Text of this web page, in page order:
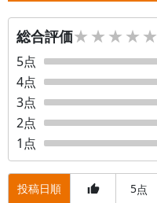
総合評価★★★★★
★★★★★
5点
4点
3点
2点
1 点
投稿日順 5点